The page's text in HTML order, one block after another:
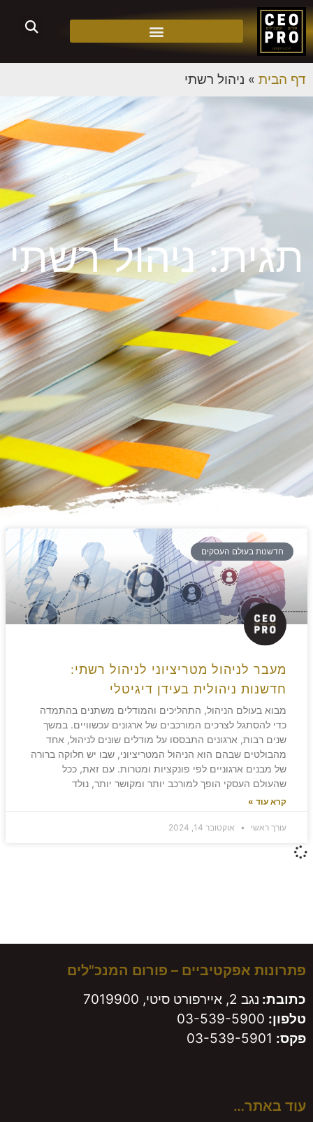
דף הבית » ניהול רשתי
תגית: ניהול רשתי
חדשנות בעולם העסקים
מעבר לניהול מטריציוני לניהול רשתי:
חדשנות ניהולית בעידן דיגיטלי
מבוא בעולם הניהול, התהליכים והמודלים משתנים בהתמדה
כדי להסתגל לצרכים המורכבים של ארגונים עכשוויים. במשך
שנים רבות, ארגונים התבססו על מודלים שונים לניהול, אחד
מהבולטים שבהם הוא הניהול המטריציוני, שבו יש חלוקה ברורה
של מבנים ארגוניים לפי פונקציות ומטרות. עם זאת, ככל
שהעולם העסקי הופך למורכב יותר ומקושר יותר, נולד
קרא עוד »
עורך ראשי אוקטובר 14, 2024
פתרונות אפקטיביים – פורום המנכ"לים
כתובת: נגב 2, איירפורט סיטי, 7019900
טלפון: 03-539-5900
פקס:
עוד באתר…